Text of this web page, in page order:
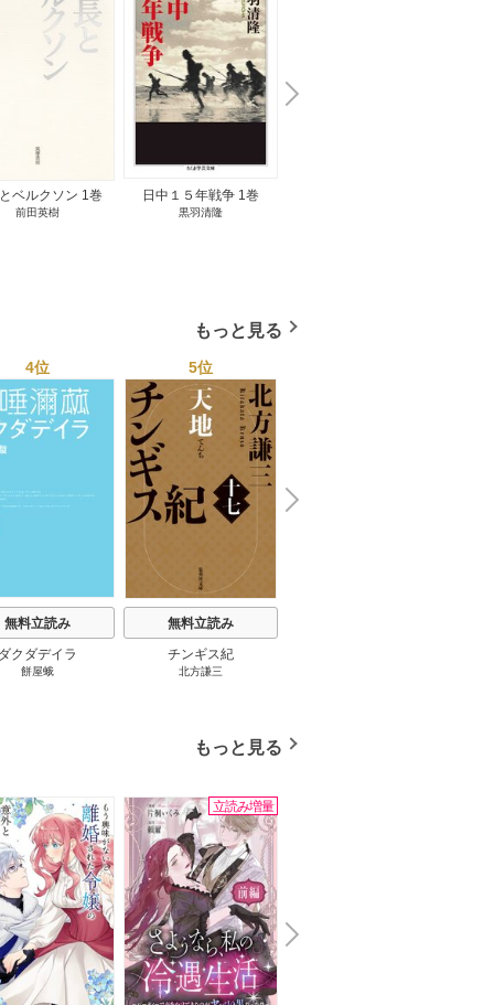
ベルクソン 1巻
前田英樹
日中１５年戦争 1巻
黒羽清隆
N
e
x
t
もっと見る
4位
無料立読み
ダクダデイラ
餅屋蛾
5位
無料立読み
チンギス紀
北方謙三
N
x
もっと見る
立読み増量
N
e
x
t